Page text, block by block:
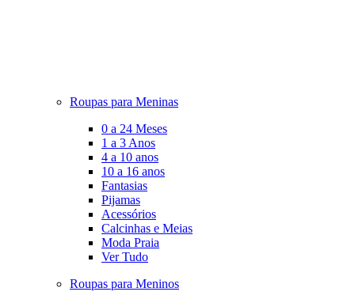
Roupas para Meninas
0 a 24 Meses
1 a 3 Anos
4 a 10 anos
10 a 16 anos
Fantasias
Pijamas
Acessórios
Calcinhas e Meias
Moda Praia
Ver Tudo
Roupas para Meninos